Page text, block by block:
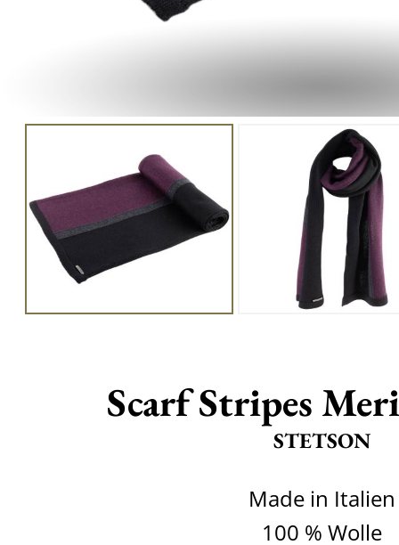
Scarf Stripes
STETSON
Made in Italien
100 % Wolle